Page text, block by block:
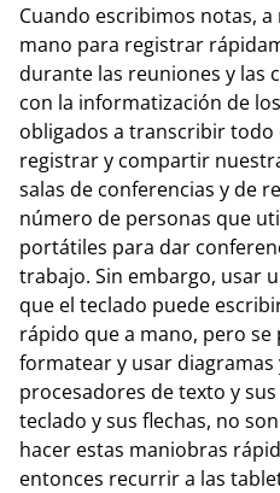
Cuando escribimos notas,
mano para registrar
durante las reuniones y las
con la informatización de
obligados a transcribir
registrar y compartir
salas de conferencias y de
número de personas que
portátiles para dar
trabajo. Sin embargo, usar
que el teclado puede
rápido que a mano, pero
formatear y usar diagramas
procesadores de texto y
teclado y sus flechas, no
hacer estas maniobras
entonces recurrir a las